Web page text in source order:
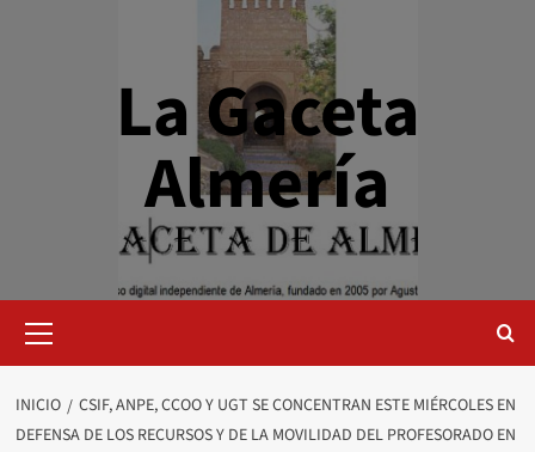
La Gaceta
Almería
primario
INICIO
CSIF, ANPE, CCOO Y UGT SE CONCENTRAN ESTE MIÉRCOLES EN
DEFENSA DE LOS RECURSOS Y DE LA MOVILIDAD DEL PROFESORADO EN